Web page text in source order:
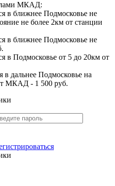
МКАД:
в ближнее Подмосковье не
не более 2км от станции
в ближнее Подмосковье не
в Подмосковье от 5 до 20км от
в дальнее Подмосковье на
МКАД - 1 500 руб.